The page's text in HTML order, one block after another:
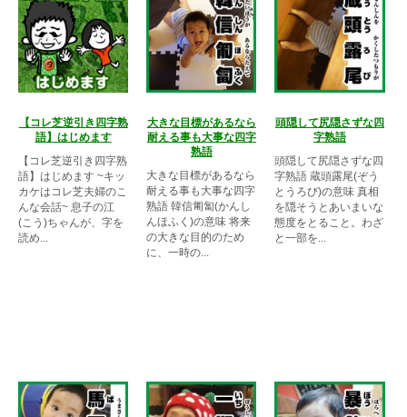
【コレ芝逆引き四字熟
語】はじめます
【コレ芝逆引き四字熟
語】はじめます ~キッ
カケはコレ芝夫婦のこ
んな会話~ 息子の江
(こう)ちゃんが、字を
読め...
大きな目標があるなら
耐える事も大事な四字
熟語
大きな目標があるなら
耐える事も大事な四字
熟語 韓信匍匐(かんし
んほふく)の意味 将来
の大きな目的のため
に、一時の...
頭隠して尻隠さずな四
字熟語
頭隠して尻隠さずな四
字熟語 蔵頭露尾(ぞう
とうろび)の意味 真相
を隠そうとあいまいな
態度をとること。わざ
と一部を...